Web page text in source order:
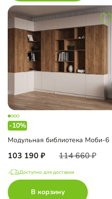
-10%
Модульная библиотека Моби-6
103 190 114 660
Доступно для доставки
В корзину